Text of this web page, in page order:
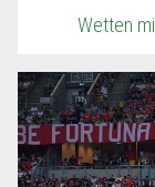
Wetten